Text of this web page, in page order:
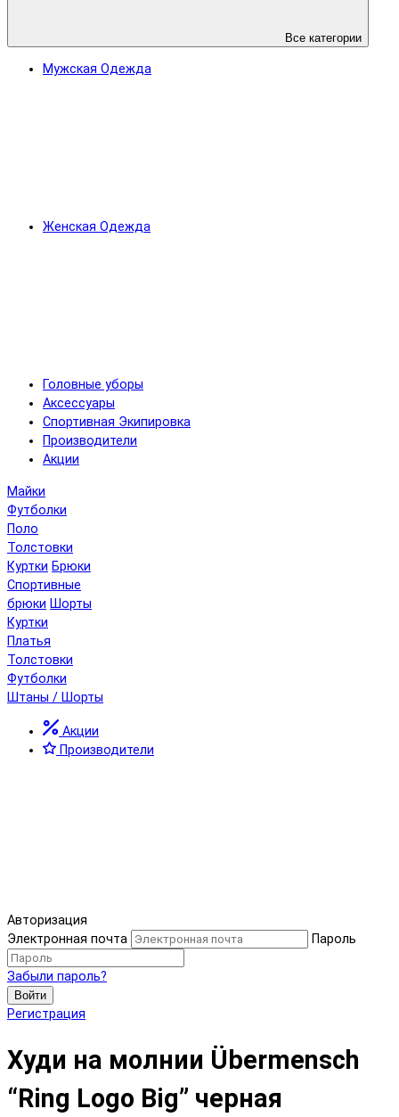
Все категории
Мужская Одежда
Женская Одежда
Головные уборы
Аксессуары
Спортивная Экипировка
Производители
Акции
Майки
Футболки
Поло
Толстовки
Куртки Брюки
Спортивные
брюки Шорты
Куртки
Платья
Толстовки
Футболки
Штаны / Шорты
Акции
Производители
Авторизация
Электронная почта
Пароль
Забыли пароль?
Войти
Регистрация
Худи на молнии Übermensch
“Ring Logo Big” черная